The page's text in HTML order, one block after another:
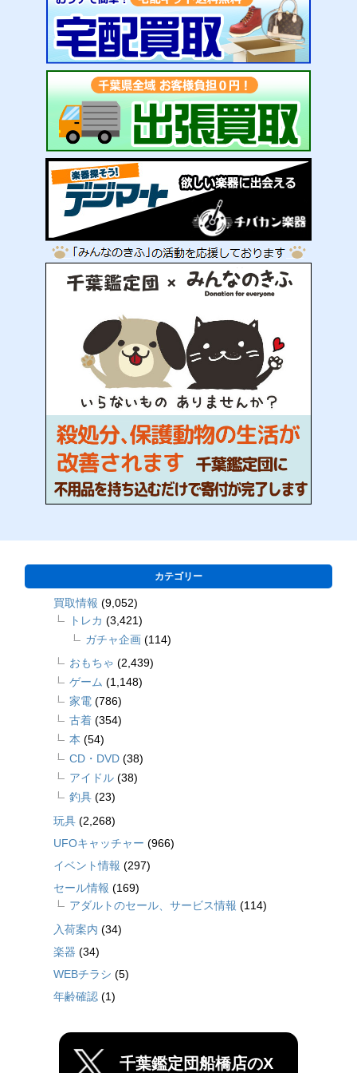
カテゴリー
買取情報 (9,052)
トレカ (3,421)
ガチャ企画 (114)
おもちゃ (2,439)
ゲーム (1,148)
家電 (786)
古着 (354)
本 (54)
CD・DVD (38)
アイドル (38)
釣具 (23)
玩具 (2,268)
UFOキャッチャー (966)
イベント情報 (297)
セール情報 (169)
アダルトのセール、サービス情報 (114)
入荷案内 (34)
楽器 (34)
WEBチラシ (5)
年齢確認 (1)
千葉鑑定団船橋店のX